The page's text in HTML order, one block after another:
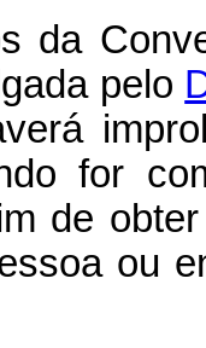
da
pelo
for
de
pessoa